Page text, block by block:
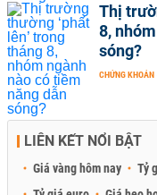
Thị
8,
sóng?
CHỨNG KHOÁN
LIÊN KẾT NỔI BẬT
Giá vàng hôm nay Tỷ